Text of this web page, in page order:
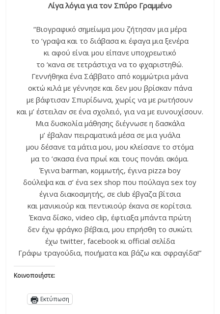
Λίγα λόγια για τον Σπύρο Γραμμένο
“Βιογραφικό σημείωμα μου ζήτησαν μια μέρα
το ‘γραψα και το διάβασα κι έφαγα μια ξενέρα
κι αφού είναι μου είπανε υποχρεωτικό
το ‘κανα σε τετράστιχα να το φχαριστηθώ.
Γεννήθηκα ένα Σάββατο από κομμώτρια μάνα
οκτώ κιλά με γέννησε και δεν μου βρίσκαν πάνα
με βάφτισαν Σπυρίδωνα, χωρίς να με ρωτήσουν
και μ’ έστειλαν σε ένα σχολειό, για να με ευνουχίσουν.
Μια δυσκολία μάθησης διέγνωσε η δασκάλα
μ’ έβαλαν πειραματικά μέσα σε μια γυάλα
μου δέσανε τα μάτια μου, μου κλείσανε το στόμα
μα το ‘σκασα ένα πρωί και τους πονάει ακόμα.
Έγινα barman, κομμωτής, έγινα pizza boy
δούλεψα και σ’ ένα sex shop που πούλαγα sex toy
έγινα διακοσμητής, σε club έβγαζα βίτσια
και μανικιούρ και πεντικιούρ έκανα σε κορίτσια.
Έκανα δίσκο, video clip, έφτιαξα μπάντα πρώτη
δεν έχω φράγκο βέβαια, μου επρήσθη το συκώτι
έχω twitter, facebook κι official σελίδα
Γράφω τραγούδια, ποιήματα και βάζω και σφραγίδα!”
Κοινοποιήστε:
Εκτύπωση